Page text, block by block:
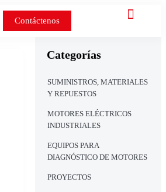
Contáctenos
Categorías
SUMINISTROS, MATERIALES
Y REPUESTOS
MOTORES ELÉCTRICOS
INDUSTRIALES
EQUIPOS PARA
DIAGNÓSTICO DE MOTORES
PROYECTOS